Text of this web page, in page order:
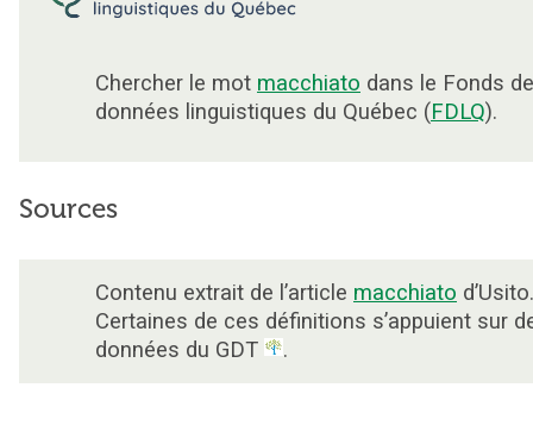
Chercher le mot macchiato dans le Fonds de
données linguistiques du Québec (FDLQ).
Sources
Contenu extrait de l’article macchiato d’Usito.
Certaines de ces définitions s’appuient sur
données du GDT
.